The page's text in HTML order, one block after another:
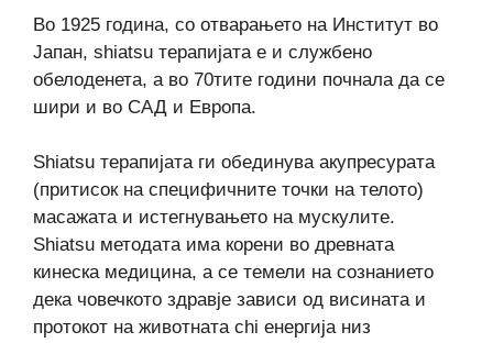
Во 1925 година, со отварањето на Институт во
Јапан, shiatsu терапијата е и службено
обелоденета, а во 70тите години почнала да се
шири и во САД и Европа.
Shiatsu терапијата ги обединува акупресурата
(притисок на специфичните точки на телото)
масажата и истегнувањето на мускулите.
Shiatsu методата има корени во древната
кинеска медицина, а се темели на сознанието
дека човечкото здравје зависи од висината и
протокот на животната chi енергија низ